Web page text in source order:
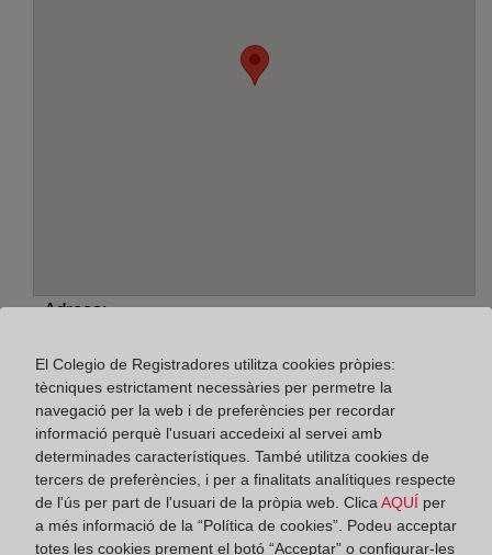
Adreça:
Horario:
De lunes a viernes de 09:00 a 17:00 horas
Agosto: De lunes a viernes de 09:00 a 14:00 horas
Los días 24 y 31 de diciembre de 09:00 a 14:00
horas
El Colegio de Registradores utilitza cookies pròpies:
tècniques estrictament necessàries per permetre la
navegació per la web i de preferències per recordar
informació perquè l'usuari accedeixi al servei amb
determinades característiques. També utilitza cookies de
tercers de preferències, i per a finalitats analítiques respecte
de l'ús per part de l'usuari de la pròpia web. Clica AQUÍ per
a més informació de la “Política de cookies”. Podeu acceptar
totes les cookies prement el botó “Acceptar” o configurar-les